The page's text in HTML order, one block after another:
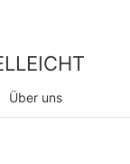
Über uns